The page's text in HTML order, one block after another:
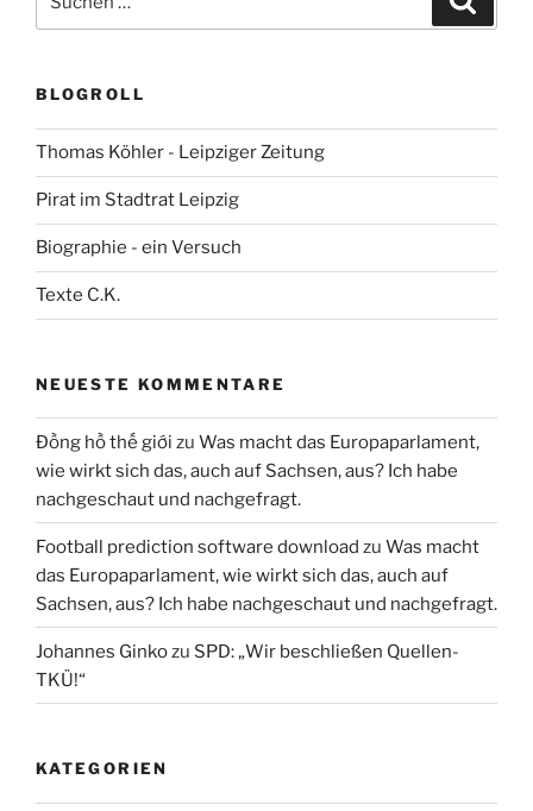
nach:
BLOGROLL
Thomas Köhler - Leipziger Zeitung
Pirat im Stadtrat Leipzig
Biographie - ein Versuch
Texte C.K.
NEUESTE KOMMENTARE
Đồng hồ thế giới zu Was macht das Europaparlament,
wie wirkt sich das, auch auf Sachsen, aus? Ich habe
nachgeschaut und nachgefragt.
Football prediction software download zu Was macht
das Europaparlament, wie wirkt sich das, auch auf
Sachsen, aus? Ich habe nachgeschaut und nachgefragt.
Johannes Ginkozu SPD: „Wir beschließen Quellen-
TKÜ!“
KATEGORIEN